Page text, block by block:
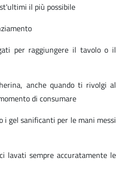
il più possibile
per raggiungere il tavolo o il
anche quando ti rivolgi al
di consumare
i gel sanificanti per le mani messi
lavati sempre accuratamente le